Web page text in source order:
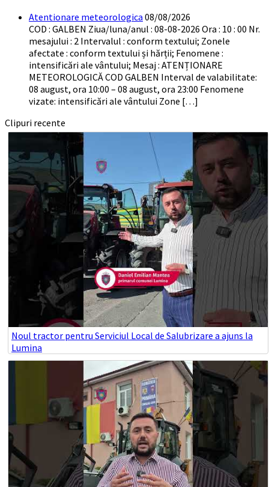
Atentionare meteorologica 08/08/2026
COD : GALBEN Ziua/luna/anul : 08-08-2026 Ora : 10 : 00 Nr.
mesajului : 2 Intervalul : conform textului; Zonele
afectate : conform textului și hărții; Fenomene :
intensificări ale vântului; Mesaj : ATENȚIONARE
METEOROLOGICĂ COD GALBEN Interval de valabilitate:
08 august, ora 10:00 – 08 august, ora 23:00 Fenomene
vizate: intensificări ale vântului Zone […]
Clipuri recente
Noul tractor pentru Serviciul Local de Salubrizare a ajuns la
Lumina